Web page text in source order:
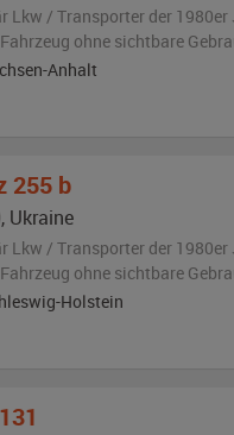
Lkw / Transporter der 1980er
ohne sichtbare
Anhalt
255 b
, Ukraine
Lkw / Transporter der 1980er
ohne sichtbare
Holstein
131